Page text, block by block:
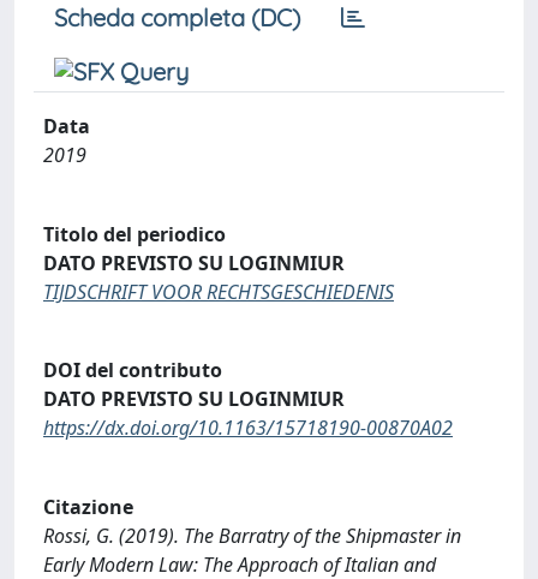
Scheda completa (DC)
Data
2019
Titolo del periodico
DATO PREVISTO SU LOGINMIUR
TIJDSCHRIFT VOOR RECHTSGESCHIEDENIS
DOI del contributo
DATO PREVISTO SU LOGINMIUR
https://dx.doi.org/10.1163/15718190-00870A02
Citazione
Rossi, G. (2019). The Barratry of the Shipmaster in
Early Modern Law: The Approach of Italian and